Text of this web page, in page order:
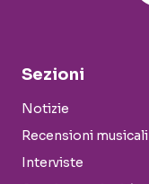
Sezioni
Notizie
Recensioni musicali
Interviste